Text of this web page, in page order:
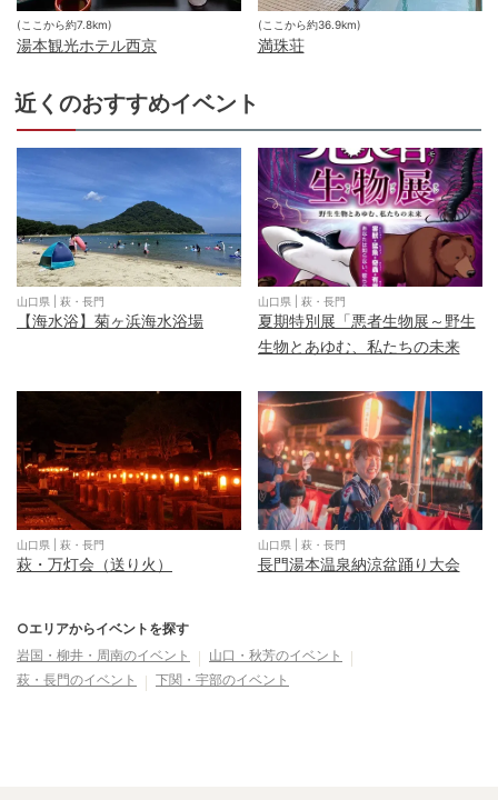
(ここから約7.8km)
湯本観光ホテル西京
(ここから約36.9km)
満珠荘
近くのおすすめイベント
山口県 萩・長門
【海水浴】菊ヶ浜海水浴場
山口県| 萩・長門
夏期特別展「悪者生物展～野生
生物とあゆむ、私たちの未来
山口県 萩・長門
萩・万灯会（送り火）
山口県| 萩・長門
長門湯本温泉納涼盆踊り大会
○エリアからイベントを探す
岩国・柳井・周南のイベント 山口・秋芳のイベント
萩・長門のイベント 下関・宇部のイベント